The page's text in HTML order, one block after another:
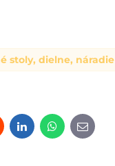
stoly, dielne, náradie
LinkedInWhatsApp
E-
mail